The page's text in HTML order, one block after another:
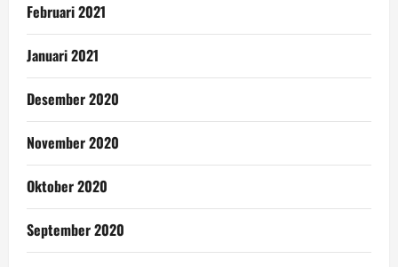
Februari 2021
Januari 2021
Desember 2020
November 2020
Oktober 2020
September 2020